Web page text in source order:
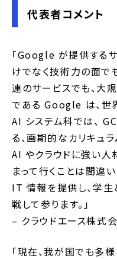
代表者コメント
「Google が提供する
けでなく技術力の面で
連のサービスでも、大
である Google は、世
AI システム科では、
る、画期的なカリキュ
AI やクラウドに強い人
まって行くことは間違
IT 情報を提供し、学生
戦して参ります。」
– クラウドエース株式
「現在、我が国でも多